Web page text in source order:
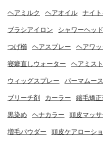
ヘアミルク ヘアオイル ナイ
ブラシアイロン シャワーヘッド
つげ櫛 ヘアスプレー ヘアワッ
寝癖直しウォーター ヘアミスト
ウィッグスプレー パーマムース
ブリーチ剤 カーラー 縮毛矯正
黒染め ヘナカラー 頭皮マッ
増毛パウダー 頭皮ケアローシ